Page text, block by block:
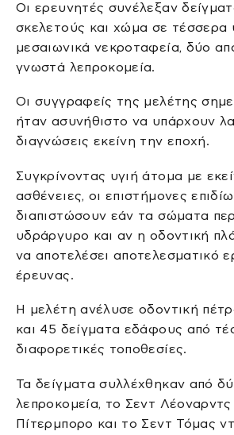
Οι ερευνητές συνέλεξαν
σκελετούς και χώμα σε τέσσερα
μεσαιωνικά νεκροταφεία, δύο
γνωστά λεπροκομεία.
Οι συγγραφείς της μελέτης
ήταν ασυνήθιστο να υπάρχουν
διαγνώσεις εκείνη την εποχή.
Συγκρίνοντας υγιή άτομα με
ασθένειες, οι επιστήμονες
διαπιστώσουν εάν τα σώματα
υδράργυρο και αν η οδοντική
να αποτελέσει αποτελεσματικό
έρευνας.
Η μελέτη ανέλυσε οδοντική
και 45 δείγματα εδάφους από
διαφορετικές τοποθεσίες.
Τα δείγματα συλλέχθηκαν από
λεπροκομεία, το Σεντ
Πίτερμπορο και το Σεντ Τόμας